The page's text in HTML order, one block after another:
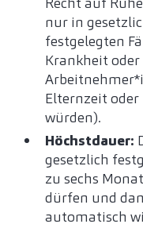
nur in
festgelegten
Krankheit
Elternzeit
würden).
Höchstdauer:
gesetzlich
zu sechs
dürfen und
automatisch